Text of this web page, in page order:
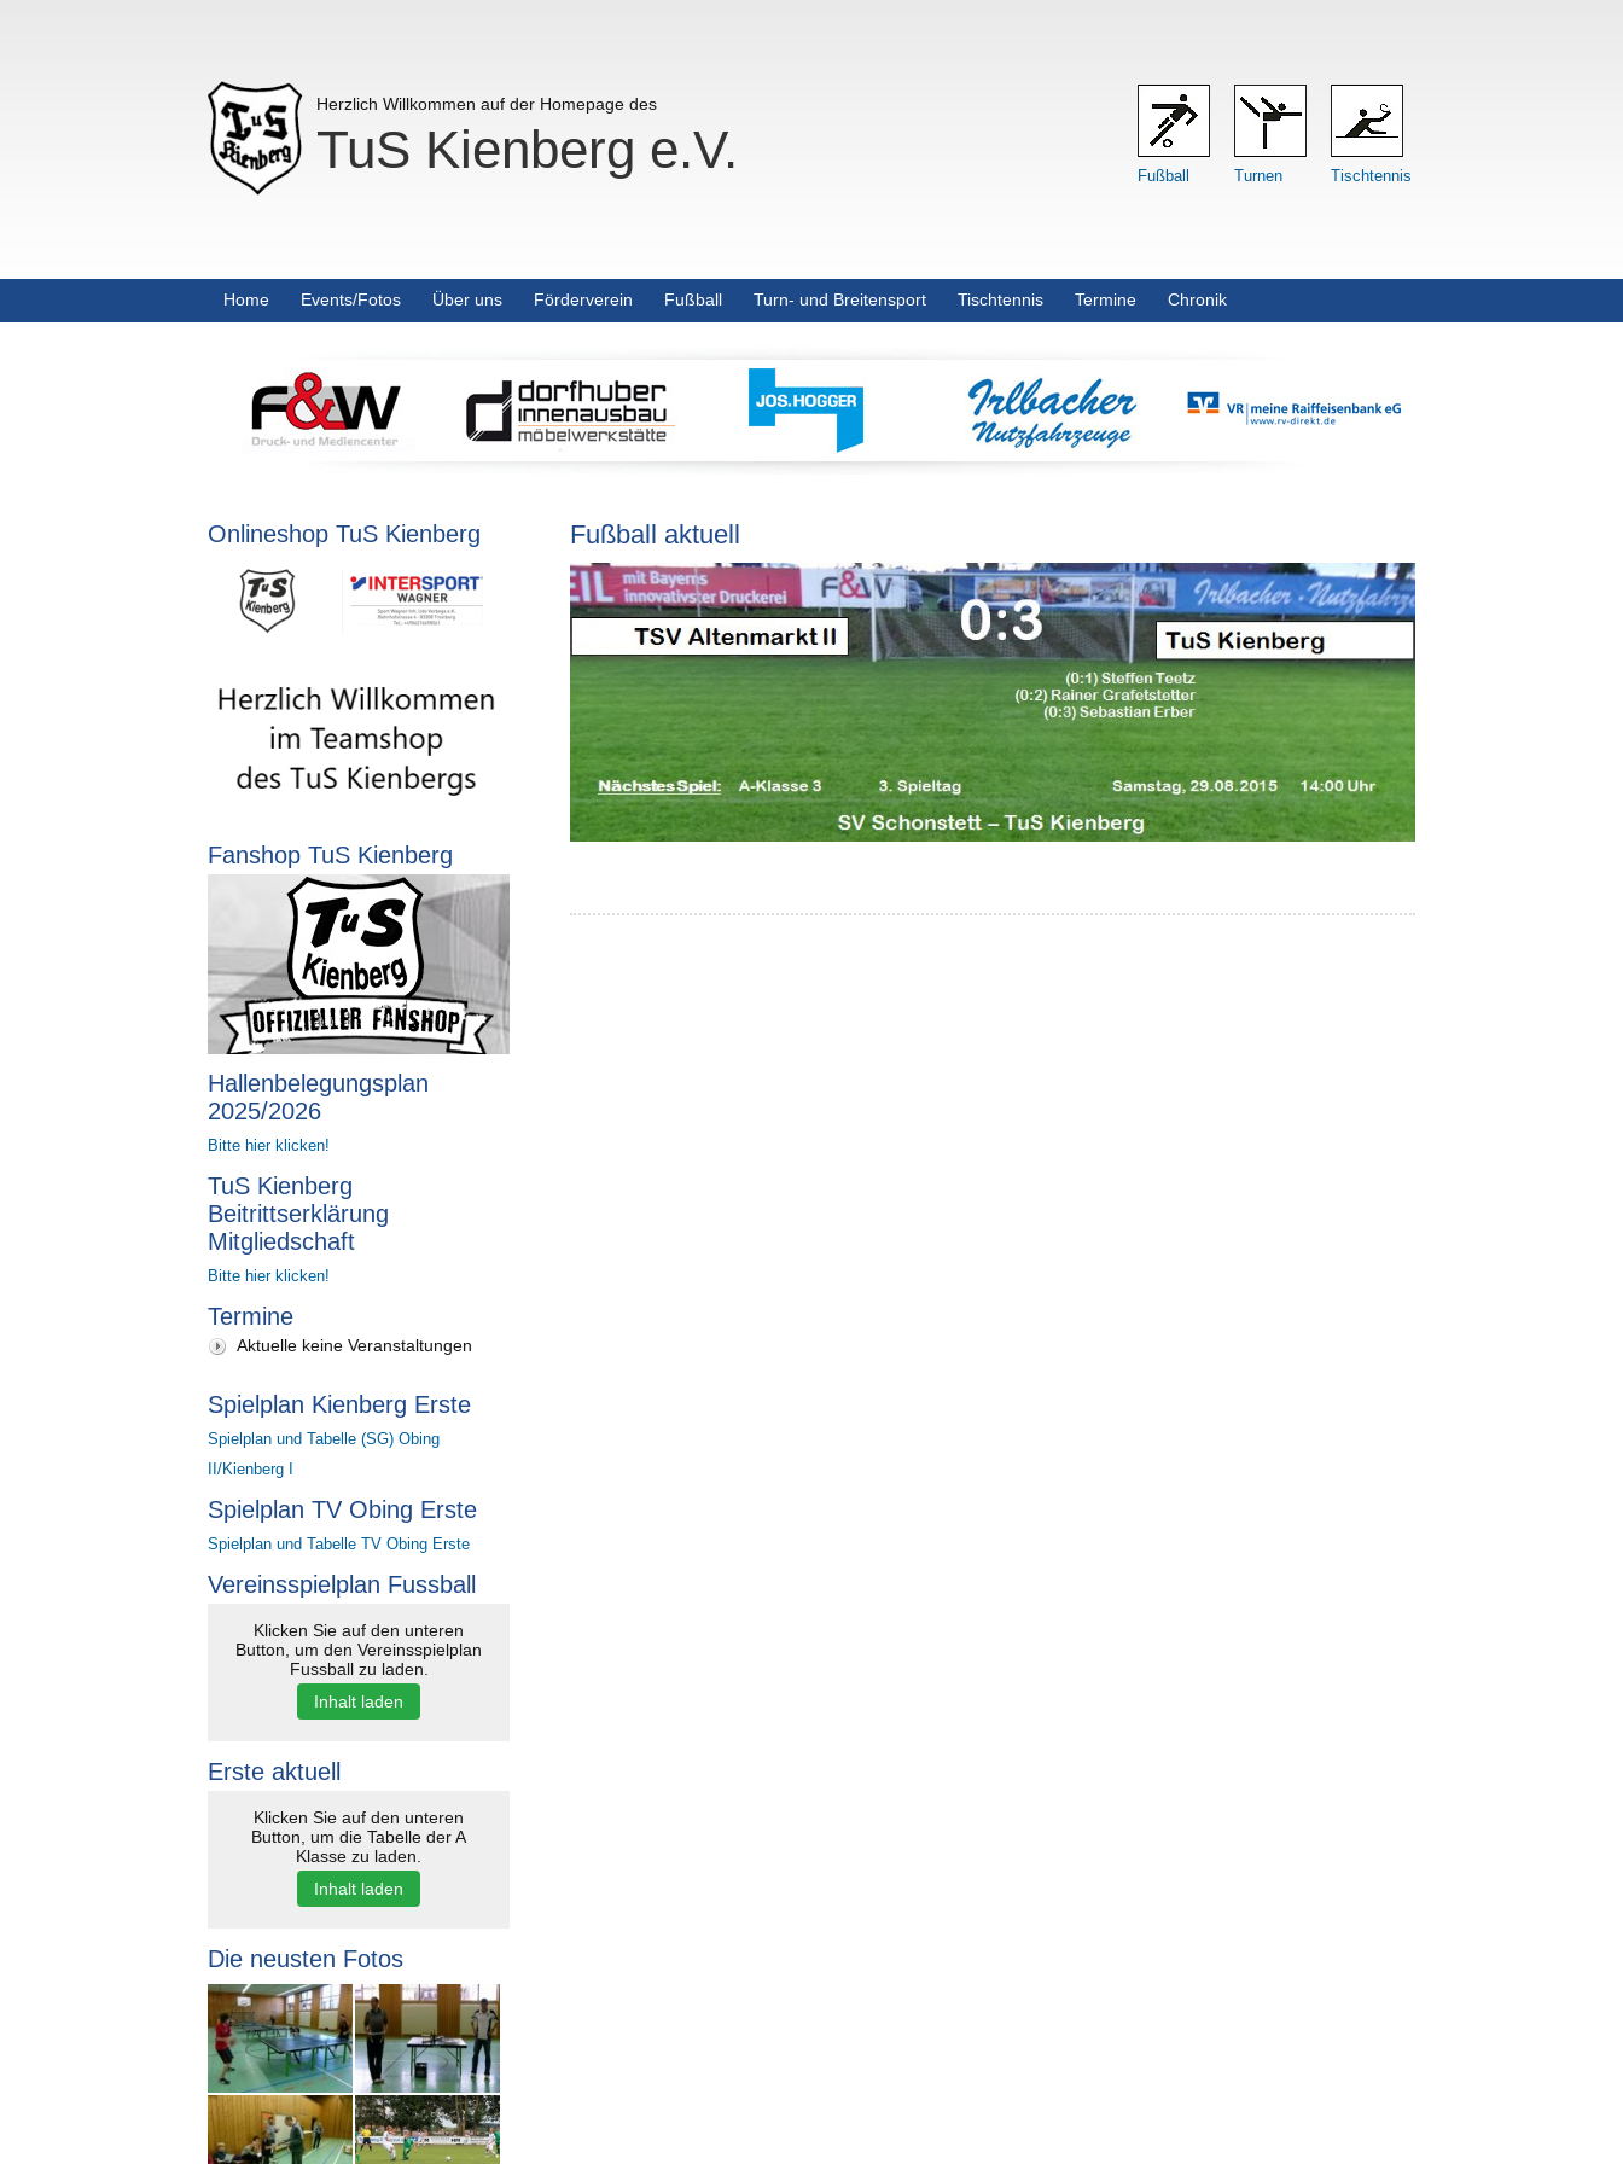
Herzlich Willkommen auf der Homepage des
TuS Kienberg e.V. Fußball Turnen Tischtennis
Home Events/Fotos Über uns Förderverein Fußball Turn- und Breitensport Tischtennis Termine Chronik
Onlineshop TuS Kienberg
Fanshop TuS Kienberg
Hallenbelegungsplan
2025/2026
Bitte hier klicken!
TuS Kienberg
Beitrittserklärung
Mitgliedschaft
Bitte hier klicken!
Termine
Aktuelle keine Veranstaltungen
Spielplan Kienberg Erste
Spielplan und Tabelle (SG) Obing
II/Kienberg I
Spielplan TV Obing Erste
Spielplan und Tabelle TV Obing Erste
Vereinsspielplan Fussball
Klicken Sie auf den unteren
Button, um den Vereinsspielplan
Fussball zu laden.
Inhalt laden
Erste aktuell
Klicken Sie auf den unteren
Button, um die Tabelle der A
Klasse zu laden.
Inhalt laden
Die neusten Fotos
Fußball aktuell